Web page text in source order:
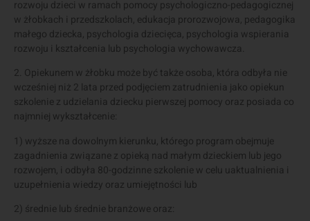
rozwoju dzieci w ramach pomocy psychologiczno-pedagogicznej
w żłobkach i przedszkolach, edukacja prorozwojowa, pedagogika
małego dziecka, psychologia dziecięca, psychologia wspierania
rozwoju i kształcenia lub psychologia wychowawcza.
2. Opiekunem w żłobku może być także osoba, która odbyła nie
wcześniej niż 2 lata przed podjęciem zatrudnienia jako opiekun
szkolenie z udzielania dziecku pierwszej pomocy oraz posiada co
najmniej wykształcenie:
1) wyższe na dowolnym kierunku, którego program obejmuje
zagadnienia związane z opieką nad małym dzieckiem lub jego
rozwojem, i odbyła 80-godzinne szkolenie w celu uaktualnienia i
uzupełnienia wiedzy oraz umiejętności lub
2) średnie lub średnie branżowe oraz: